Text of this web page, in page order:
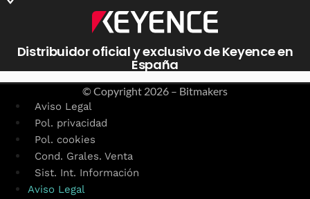
Distribuidor oficial y exclusivo de Keyence en
España
© Copyright 2026 – Bitmakers
Aviso Legal
Pol. privacidad
Pol. cookies
Cond. Grales. Venta
Sist. Int. Información
Aviso Legal